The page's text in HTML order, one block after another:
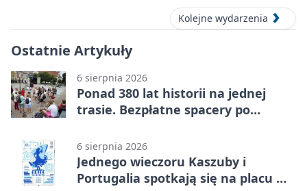
Kolejne wydarzenia
Ostatnie Artykuły
6 sierpnia 2026
Ponad 380 lat historii na jednej
trasie. Bezpłatne spacery po
6 sierpnia 2026
Jednego wieczoru Kaszuby i
Portugalia spotkają się na placu w